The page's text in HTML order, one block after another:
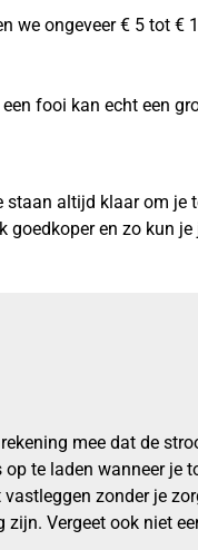
ongeveer € 5 tot €
fooi kan echt een
altijd klaar om je
en zo kun
mee dat de
te laden wanneer je
zonder je
Vergeet ook niet